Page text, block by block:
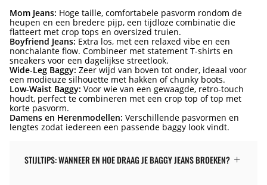
Mom Jeans: Hoge taille, comfortabele pasvorm rondom de
heupen en een bredere pijp, een tijdloze combinatie die
flatteert met crop tops en oversized truien.
Boyfriend Jeans: Extra los, met een relaxed vibe en een
nonchalante flow. Combineer met statement T-shirts en
sneakers voor een dagelijkse streetlook.
Wide-Leg Baggy: Zeer wijd van boven tot onder, ideaal voor
een modieuze silhouette met hakken of chunky boots.
Low-Waist Baggy: Voor wie van een gewaagde, retro-touch
houdt, perfect te combineren met een crop top of top met
korte pasvorm.
Damens en Herenmodellen: Verschillende pasvormen en
lengtes zodat iedereen een passende baggy look vindt.
STIJLTIPS: WANNEER EN HOE DRAAG JE BAGGY JEANS BROEKEN?